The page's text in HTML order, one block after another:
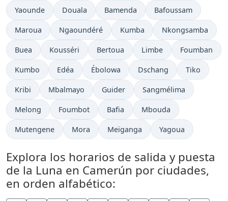
Yaounde Douala Bamenda Bafoussam
Maroua Ngaoundéré Kumba Nkongsamba
Buea Kousséri Bertoua Limbe Foumban
Kumbo Edéa Ébolowa Dschang Tiko
Kribi Mbalmayo Guider Sangmélima
Melong Foumbot Bafia Mbouda
Mutengene Mora Meïganga Yagoua
Explora los horarios de salida y puesta
de la Luna en Camerún por ciudades,
en orden alfabético: